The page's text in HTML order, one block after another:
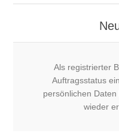
Als registrierter
Auftragsstatus
persönlichen
wieder